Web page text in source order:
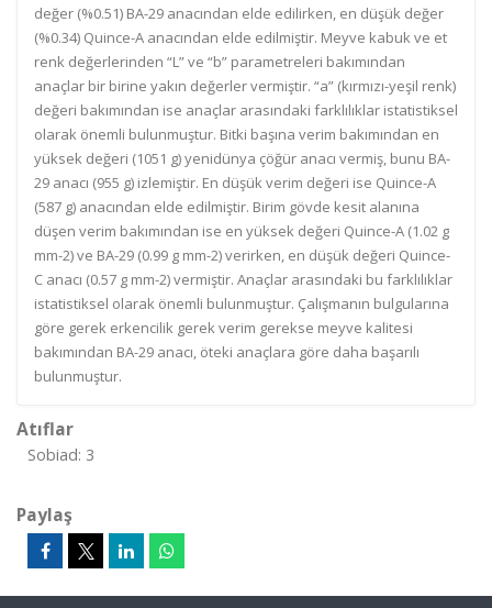
değer (%0.51) BA-29 anacından elde edilirken, en düşük değer
(%0.34) Quince-A anacından elde edilmiştir. Meyve kabuk ve et
renk değerlerinden “L” ve “b” parametreleri bakımından
anaçlar bir birine yakın değerler vermiştir. “a” (kırmızı-yeşil renk)
değeri bakımından ise anaçlar arasındaki farklılıklar istatistiksel
olarak önemli bulunmuştur. Bitki başına verim bakımından en
yüksek değeri (1051 g) yenidünya çöğür anacı vermiş, bunu BA-
29 anacı (955 g) izlemiştir. En düşük verim değeri ise Quince-A
(587 g) anacından elde edilmiştir. Birim gövde kesit alanına
düşen verim bakımından ise en yüksek değeri Quince-A (1.02 g
mm-2) ve BA-29 (0.99 g mm-2) verirken, en düşük değeri Quince-
C anacı (0.57 g mm-2) vermiştir. Anaçlar arasındaki bu farklılıklar
istatistiksel olarak önemli bulunmuştur. Çalışmanın bulgularına
göre gerek erkencilik gerek verim gerekse meyve kalitesi
bakımından BA-29 anacı, öteki anaçlara göre daha başarılı
bulunmuştur.
Atıflar
Sobiad: 3
Paylaş